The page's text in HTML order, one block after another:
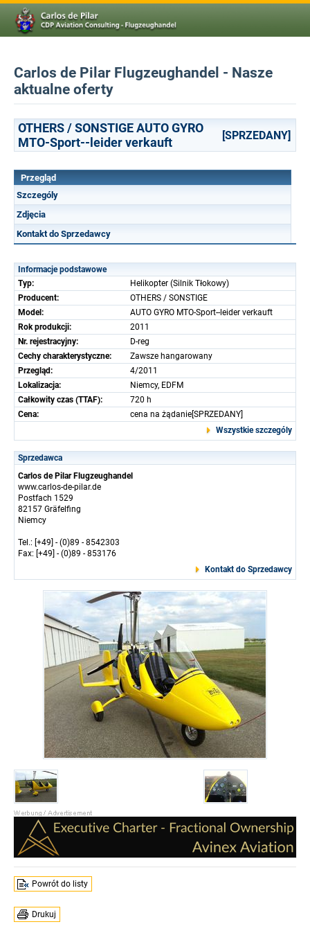
Carlos de Pilar Flugzeughandel - Nasze
aktualne oferty
OTHERS / SONSTIGE AUTO GYRO
MTO-Sport--leider verkauft
[SPRZEDANY]
Przegląd
Szczególy
Zdjęcia
Kontakt do Sprzedawcy
Informacje podstawowe
Typ:
Helikopter (Silnik Tłokowy)
Producent:
OTHERS / SONSTIGE
Model:
AUTO GYRO MTO-Sport--leider verkauft
Rok produkcji:
2011
Nr. rejestracyjny:
D-reg
Cechy charakterystyczne:
Zawsze hangarowany
Przegląd:
4/2011
Lokalizacja:
Niemcy, EDFM
Całkowity czas (TTAF):
720 h
Cena:
cena na żądanie[SPRZEDANY]
Wszystkie szczególy
Sprzedawca
Carlos de Pilar Flugzeughandel
www.carlos-de-pilar.de
Postfach 1529
82157 Gräfelfing
Niemcy
Tel.: [+49] - (0)89 - 8542303
Fax: [+49] - (0)89 - 853176
Kontakt do Sprzedawcy
Powrót do listy
Drukuj